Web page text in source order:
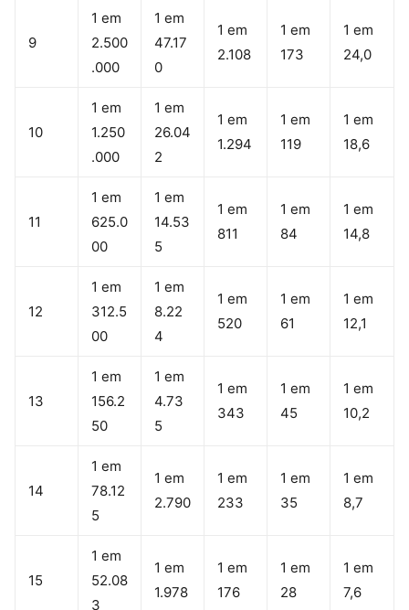
9
1 em
2.500
.000
1 em
47.17
0
1 em
2.108
1 em
173
1 em
24,0
10
1 em
1.250
.000
1 em
26.04
2
1 em
1.294
1 em
119
1 em
18,6
11
1 em
625.0
00
1 em
14.53
5
1 em
811
1 em
84
1 em
14,8
12
1 em
312.5
00
1 em
8.22
4
1 em
520
1 em
61
1 em
12,1
13
1 em
156.2
50
1 em
4.73
5
1 em
343
1 em
45
1 em
10,2
14
1 em
78.12
5
1 em
2.790
1 em
233
1 em
35
1 em
8,7
15
1 em
52.08
3
1 em
1.978
1 em
176
1 em
28
1 em
7,6